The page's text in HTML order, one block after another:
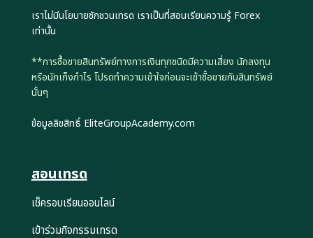
เราไม่มีนโยบายชักชวนเทรด เราเป็นที่สอนเรียนความรู้ Forex
เท่านั้น
**การซื้อขายสินทรัพย์ทางการเงินทุกชนิดมีความเสี่ยง นักลงทุน
หรือนักเก็งกำไร โปรดทำความเข้าใจก่อนจะเข้าซื้อขายกับสินทรัพย์
นั้นๆ
ข้อมูลลิขสิทธิ์ EliteGroupAcademy.com
สอนเทรด
เช็ครอบเรียนออนไลน์
เข้าร่วมกิจกรรมเทรด